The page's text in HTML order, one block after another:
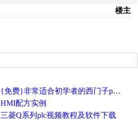
楼主
{免费}非常适合初学者的西门子plc视频教程
HMI配方实例
三菱Q系列plc视频教程及软件下载